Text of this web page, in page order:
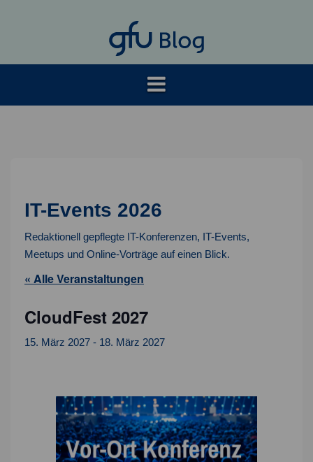
IT-Events 2026
Redaktionell gepflegte IT-Konferenzen, IT-Events,
Meetups und Online-Vorträge auf einen Blick.
« Alle Veranstaltungen
CloudFest 2027
15. März 2027 - 18. März 2027